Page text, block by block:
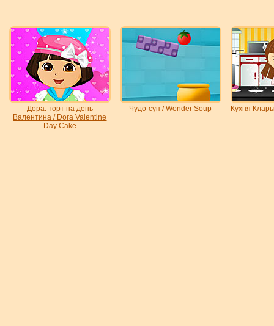
Дора: торт на день
Валентина / Dora Valentine
Day Cake
Чудо-суп / Wonder Soup Кухня